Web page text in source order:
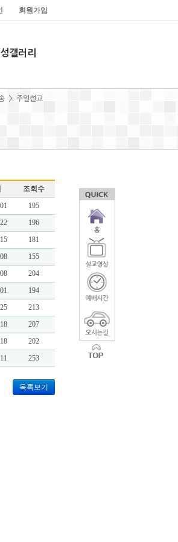
회원가입
갤러리
> 주일설교
조회수
195
196
181
155
204
194
213
207
202
253
목록보기